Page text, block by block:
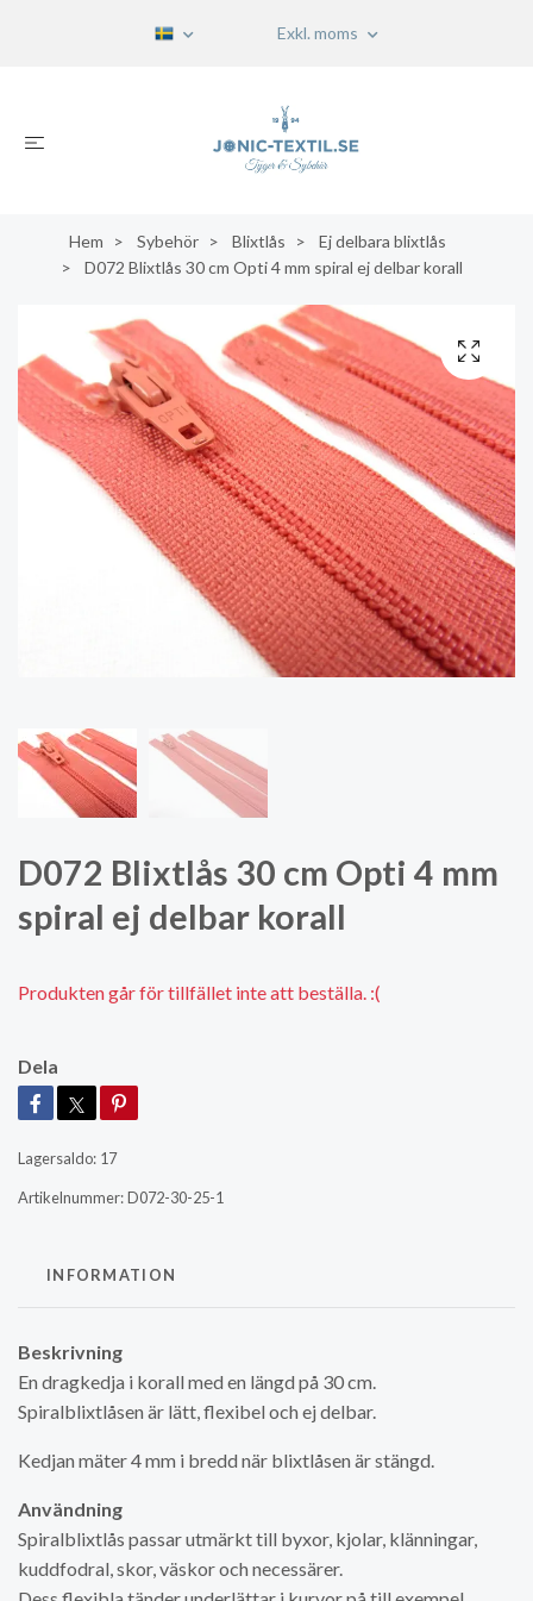
Exkl. moms
Hem Sybehör Blixtlås
Ej delbara blixtlås
D072 Blixtlås 30 cm Opti 4 mm spiral ej delbar korall
D072 Blixtlås 30 cm Opti 4 mm
spiral ej delbar korall
Produkten går för tillfället inte att beställa. :(
Dela
Lagersaldo: 17
Artikelnummer:D072-30-25-1
INFORMATION
Beskrivning
En dragkedja i korall med en längd på 30 cm.
Spiralblixtlåsen är lätt, flexibel och ej delbar.
Kedjan mäter 4 mm i bredd när blixtlåsen är stängd.
Användning
Spiralblixtlås passar utmärkt till byxor, kjolar, klänningar,
kuddfodral, skor, väskor och necessärer.